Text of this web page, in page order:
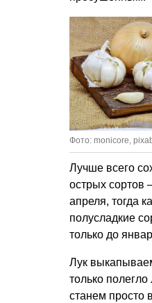
Фото: monicore,
Лучше всего
острых сортов
апреля, тогда
полусладкие
только до
Лук
только
станем просто